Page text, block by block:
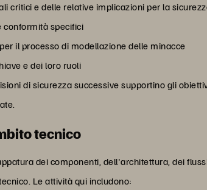
critici e delle relative implicazioni per la
conformità specifici
il processo di modellazione delle minacce
e dei loro ruoli
di sicurezza successive supportino gli
tecnico
dei componenti, dell'architettura, dei
Le attività qui includono: